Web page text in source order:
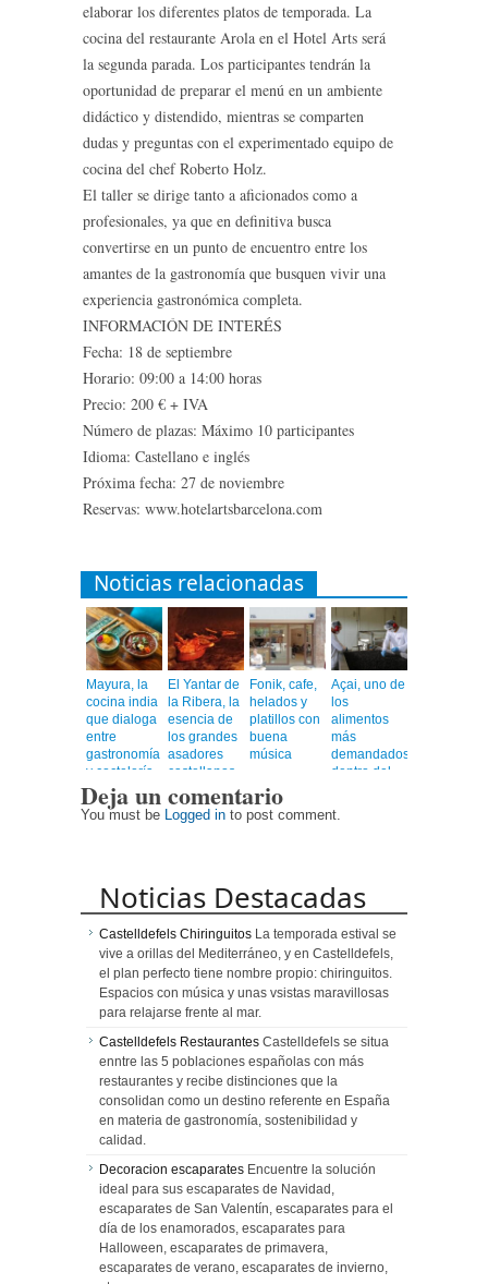
elaborar los diferentes platos de temporada. La
cocina del restaurante Arola en el Hotel Arts será
la segunda parada. Los participantes tendrán la
oportunidad de preparar el menú en un ambiente
didáctico y distendido, mientras se comparten
dudas y preguntas con el experimentado equipo de
cocina del chef Roberto Holz.
El taller se dirige tanto a aficionados como a
profesionales, ya que en definitiva busca
convertirse en un punto de encuentro entre los
amantes de la gastronomía que busquen vivir una
experiencia gastronómica completa.
INFORMACIÓN DE INTERÉS
Fecha: 18 de septiembre
Horario: 09:00 a 14:00 horas
Precio: 200 € + IVA
Número de plazas: Máximo 10 participantes
Idioma: Castellano e inglés
Próxima fecha: 27 de noviembre
Reservas: www.hotelartsbarcelona.com
Noticias relacionadas
Mayura, la
cocina india
que dialoga
entre
gastronomía
y coctelería
de autor
El Yantar de
la Ribera, la
esencia de
los grandes
asadores
castellanos
corazón de
Barcelona
Fonik, cafe,
helados y
platillos con
buena
música
Açai, uno de
los
alimentos
más
demandados
dentro del
healthy
Deja un comentario
You must be Logged in to post comment.
Noticias Destacadas
Castelldefels Chiringuitos La temporada estival se
vive a orillas del Mediterráneo, y en Castelldefels,
el plan perfecto tiene nombre propio: chiringuitos.
Espacios con música y unas vsistas maravillosas
para relajarse frente al mar.
Castelldefels Restaurantes Castelldefels se situa
enntre las 5 poblaciones españolas con más
restaurantes y recibe distinciones que la
consolidan como un destino referente en España
en materia de gastronomía, sostenibilidad y
calidad.
Decoracion escaparates Encuentre la solución
ideal para sus escaparates de Navidad,
escaparates de San Valentín, escaparates para el
día de los enamorados, escaparates para
Halloween, escaparates de primavera,
escaparates de verano, escaparates de invierno,